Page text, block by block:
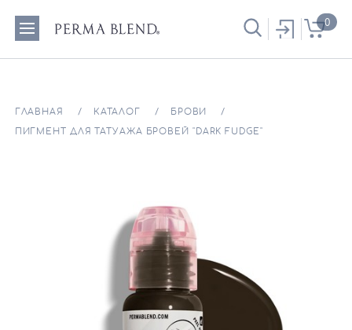
0
ГЛАВНАЯ КАТАЛОГ БРОВИ
ПИГМЕНТ ДЛЯ ТАТУАЖА БРОВЕЙ "DARK FUDGE"